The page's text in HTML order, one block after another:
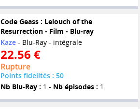
Code Geass : Lelouch of the
Resurrection - Film - Blu-ray
Kaze- Blu-Ray - intégrale
22.56 €
Rupture
Points fidelités : 50
Nb Blu-Ray : 1 - Nb épisodes : 1